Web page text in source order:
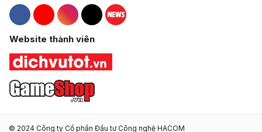
Hacom Facebook
Hacom YouTube
Hacom Instagram
Hacom TikTok
Website thành viên
© 2024 Công ty Cổ phần Đầu tư Công nghệ HACOM